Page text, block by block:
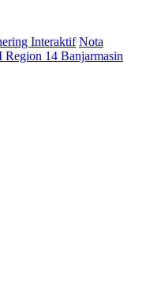
Interaktif Nota
Region 14 Banjarmasin